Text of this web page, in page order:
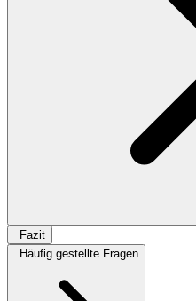
Fazit
Häufig gestellte Fragen